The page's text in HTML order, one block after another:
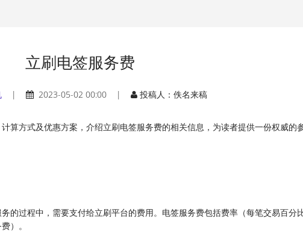
立刷电签服务费
| 2023-05-02 00:00 | 投稿人：佚名来稿
算方式及优惠方案，介绍立刷电签服务费的相关信息，为读者提供一份权威的
的过程中，需要支付给立刷平台的费用。电签服务费包括费率（每笔交易百分
）。